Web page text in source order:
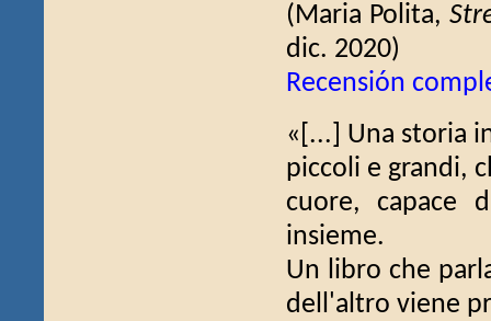
(Maria Polita,
dic. 2020)
Recensión
«[...] Una storia
piccoli e grandi,
cuore, capace
insieme.
Un libro che
dell'altro viene